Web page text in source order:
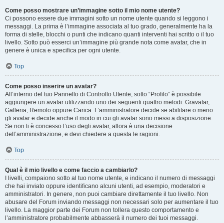
Come posso mostrare un’immagine sotto il mio nome utente?
Ci possono essere due immagini sotto un nome utente quando si leggono i
messaggi. La prima è l’immagine associata al tuo grado, generalmente ha la
forma di stelle, blocchi o punti che indicano quanti interventi hai scritto o il tuo
livello. Sotto può esserci un’immagine più grande nota come avatar, che in
genere è unica e specifica per ogni utente.
Top
Come posso inserire un avatar?
All’interno del tuo Pannello di Controllo Utente, sotto “Profilo” è possibile
aggiungere un avatar utilizzando uno dei seguenti quattro metodi: Gravatar,
Galleria, Remoto oppure Carica. L’amministratore decide se abilitare o meno
gli avatar e decide anche il modo in cui gli avatar sono messi a disposizione.
Se non ti è concesso l’uso degli avatar, allora è una decisione
dell’amministrazione, e devi chiedere a questa le ragioni.
Top
Qual è il mio livello e come faccio a cambiarlo?
I livelli, compaiono sotto al tuo nome utente, e indicano il numero di messaggi
che hai inviato oppure identificano alcuni utenti, ad esempio, moderatori e
amministratori. In genere, non puoi cambiare direttamente il tuo livello. Non
abusare del Forum inviando messaggi non necessari solo per aumentare il tuo
livello. La maggior parte dei Forum non tollera questo comportamento e
l’amministratore probabilmente abbasserà il numero dei tuoi messaggi.